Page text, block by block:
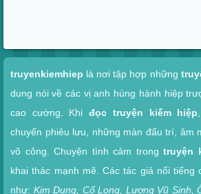
truyenkiemhiep là nơi tập hợp những
dung nói về các vị anh hùng hành hiệp
cao cường. Khiđọc truyện kiếm hiệp
chuyến phiêu lưu, những màn đấu trí, âm
võ công. Chuyện tình cảm trong truyện
khai thác mạnh mẽ. Các tác giả nổi tiếng
như: Kim Dung, Cổ Long, Lương Vũ Sinh,